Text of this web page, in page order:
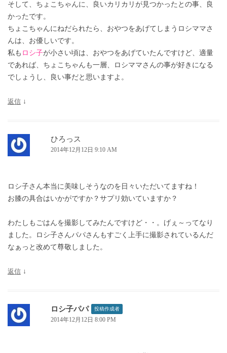
そして、ちょこちゃんに、良いカリカリが見つかったとの事、良
かったです。
ちょこちゃんにねだられたら、おやつをあげてしまうロシママさ
んは、お優しいです。
私も ロシ子が小さい頃は、おやつをあげていたんですけど、適量
であれば、ちょこちゃんも一層、ロシママさんの事が好きになる
でしょうし、良い事だと思いますよ。
返信 ↓
ひろっス
2014年12月12日 9:10 AM
ロシ子さん本当に美味しそうなのを日々いただいてますね！
お膝の具合はいかがですか？サプリ効いていますか？
わたしもごはんを撮影してみたんですけど・・。げぇ～ってなり
ました。ロシ子さんパパさんもすごく上手に撮影されているんだ
なぁっと改めて尊敬しました。
返信 ↓
ロシ子パパ 投稿作成者
2014年12月12日 8:00 PM